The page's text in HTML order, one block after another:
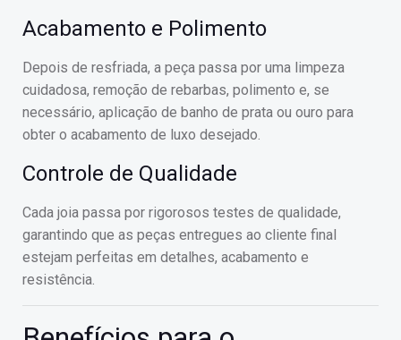
Acabamento e Polimento
Depois de resfriada, a peça passa por uma limpeza
cuidadosa, remoção de rebarbas, polimento e, se
necessário, aplicação de banho de prata ou ouro para
obter o acabamento de luxo desejado.
Controle de Qualidade
Cada joia passa por rigorosos testes de qualidade,
garantindo que as peças entregues ao cliente final
estejam perfeitas em detalhes, acabamento e
resistência.